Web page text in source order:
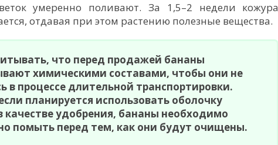
умеренно поливают. За 1,5–2 недели кожура
отдавая при этом растению полезные вещества.
что перед продажей бананы
химическими составами, чтобы они не
в процессе длительной транспортировки.
планируется использовать оболочку
качестве удобрения, бананы необходимо
помыть перед тем, как они будут очищены.